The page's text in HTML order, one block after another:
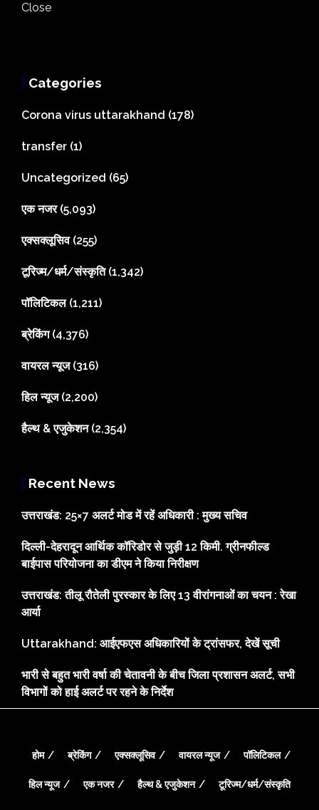
Close
Categories
Corona virus uttarakhand (178)
transfer (1)
Uncategorized (65)
एक नजर(5,093)
एक्सक्लूसिव(255)
टूरिज्म/धर्म/संस्कृति(1,342)
पॉलिटिकल(1,211)
ब्रेकिंग(4,376)
वायरल न्यूज(316)
हिल न्यूज(2,200)
हैल्थ & एजुकेशन(2,354)
Recent News
उत्तराखंड: 25×7 अलर्ट मोड में रहें अधिकारी : मुख्य सचिव
दिल्ली-देहरादून आर्थिक कॉरिडोर से जुड़ी 12 किमी. ग्रीनफील्ड
बाईपास परियोजना का डीएम ने किया निरीक्षण
उत्तराखंड: तीलू रौतेली पुरस्कार के लिए 13 वीरांगनाओं का चयन : रेखा
आर्या
Uttarakhand: आईएफएस अधिकारियों के ट्रांसफर, देखें सूची
भारी से बहुत भारी वर्षा की चेतावनी के बीच जिला प्रशासन अलर्ट, सभी
विभागों को हाई अलर्ट पर रहने के निर्देश
होम ब्रेकिंग एक्सक्लूसिव वायरल न्यूज पॉलिटिकल
हिल न्यूज एक नजर हैल्थ & एजुकेशन टूरिज्म/धर्म/संस्कृति